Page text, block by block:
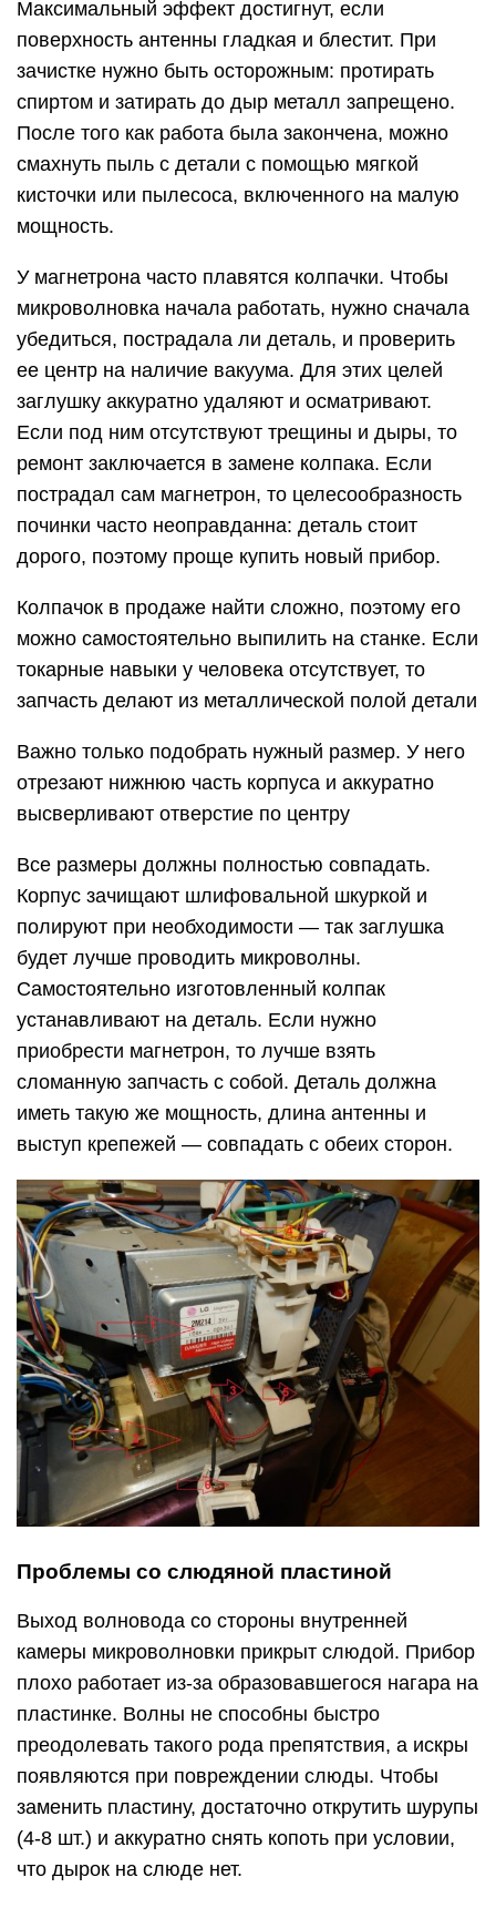
Максимальный эффект достигнут, если
поверхность антенны гладкая и блестит. При
зачистке нужно быть осторожным: протирать
спиртом и затирать до дыр металл запрещено.
После того как работа была закончена, можно
смахнуть пыль с детали с помощью мягкой
кисточки или пылесоса, включенного на малую
мощность.
У магнетрона часто плавятся колпачки. Чтобы
микроволновка начала работать, нужно сначала
убедиться, пострадала ли деталь, и проверить
ее центр на наличие вакуума. Для этих целей
заглушку аккуратно удаляют и осматривают.
Если под ним отсутствуют трещины и дыры, то
ремонт заключается в замене колпака. Если
пострадал сам магнетрон, то целесообразность
починки часто неоправданна: деталь стоит
дорого, поэтому проще купить новый прибор.
Колпачок в продаже найти сложно, поэтому его
можно самостоятельно выпилить на станке. Если
токарные навыки у человека отсутствует, то
запчасть делают из металлической полой детали
Важно только подобрать нужный размер. У него
отрезают нижнюю часть корпуса и аккуратно
высверливают отверстие по центру
Все размеры должны полностью совпадать.
Корпус зачищают шлифовальной шкуркой и
полируют при необходимости — так заглушка
будет лучше проводить микроволны.
Самостоятельно изготовленный колпак
устанавливают на деталь. Если нужно
приобрести магнетрон, то лучше взять
сломанную запчасть с собой. Деталь должна
иметь такую же мощность, длина антенны и
выступ крепежей — совпадать с обеих сторон.
Проблемы со слюдяной пластиной
Выход волновода со стороны внутренней
камеры микроволновки прикрыт слюдой. Прибор
плохо работает из-за образовавшегося нагара на
пластинке. Волны не способны быстро
преодолевать такого рода препятствия, а искры
появляются при повреждении слюды. Чтобы
заменить пластину, достаточно открутить шурупы
(4-8 шт.) и аккуратно снять копоть при условии,
что дырок на слюде нет.